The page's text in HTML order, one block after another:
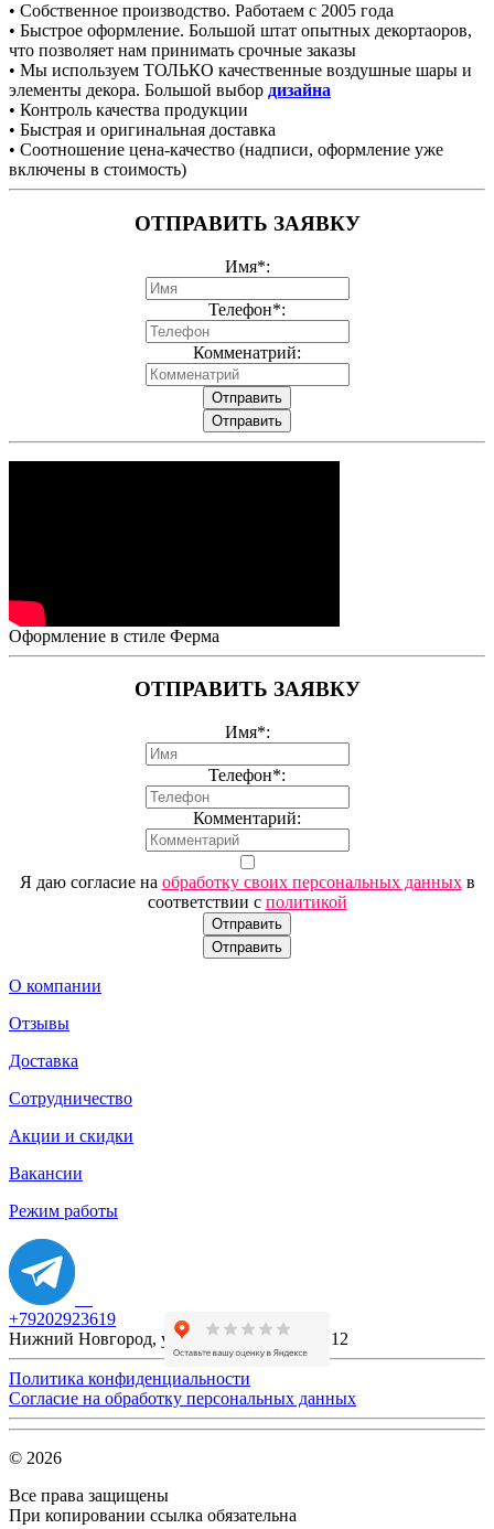
• Собственное производство. Работаем с 2005 года
• Быстрое оформление. Большой штат опытных декортаоров,
что позволяет нам принимать срочные заказы
• Мы используем ТОЛЬКО качественные воздушные шары и
элементы декора. Большой выбор дизайна
• Контроль качества продукции
• Быстрая и оригинальная доставка
• Соотношение цена-качество (надписи, оформление уже
включены в стоимость)
ОТПРАВИТЬ ЗАЯВКУ
Имя*:
Телефон*:
Комменатрий:
Отправить
Отправить
Оформление в стиле Ферма
ОТПРАВИТЬ ЗАЯВКУ
Имя*:
Телефон*:
Комментарий:
Я даю согласие на обработку своих персональных данныхв
соответствии с политикой
Отправить
Отправить
О компании
Отзывы
Доставка
Сотрудничество
Акции и скидки
Вакансии
Режим работы
+79202923619
Нижний Новгород, ул. Новикова Прибоя, 12
Политика конфиденциальности
Согласие на обработку персональных данных
© 2026
Все права защищены
При копировании ссылка обязательна